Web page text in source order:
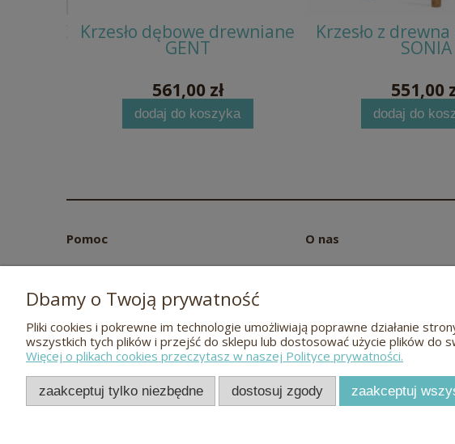
Krzesło dębowe drewniane
GENT
561,00 zł
dodaj do koszyka
Krzesło z
SONIA
551,00
dodaj do
Pomoc
Zwroty i reklamacje
Pielęgnacja mebli
Polityka prywatności
Regulamin
O nas
Kontakt
Blog
Dbamy o Twoją prywatność
Pliki cookies i pokrewne im technologie umożliwiają poprawne działanie
wszystkich tych plików i przejść do sklepu lub dostosować użycie plików do
Więcej o plikach cookies przeczytasz w naszej Polityce prywatności.
zaakceptuj tylko niezbędne dostosuj zgody zaakceptuj